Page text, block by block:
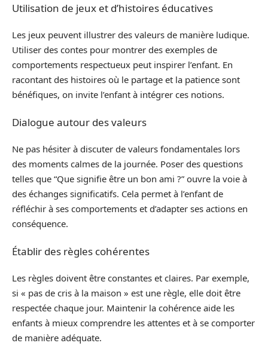
Utilisation de jeux et d’histoires éducatives
Les jeux peuvent illustrer des valeurs de manière ludique.
Utiliser des contes pour montrer des exemples de
comportements respectueux peut inspirer l’enfant. En
racontant des histoires où le partage et la patience sont
bénéfiques, on invite l’enfant à intégrer ces notions.
Dialogue autour des valeurs
Ne pas hésiter à discuter de valeurs fondamentales lors
des moments calmes de la journée. Poser des questions
telles que “Que signifie être un bon ami ?” ouvre la voie à
des échanges significatifs. Cela permet à l’enfant de
réfléchir à ses comportements et d’adapter ses actions en
conséquence.
Établir des règles cohérentes
Les règles doivent être constantes et claires. Par exemple,
si « pas de cris à la maison » est une règle, elle doit être
respectée chaque jour. Maintenir la cohérence aide les
enfants à mieux comprendre les attentes et à se comporter
de manière adéquate.